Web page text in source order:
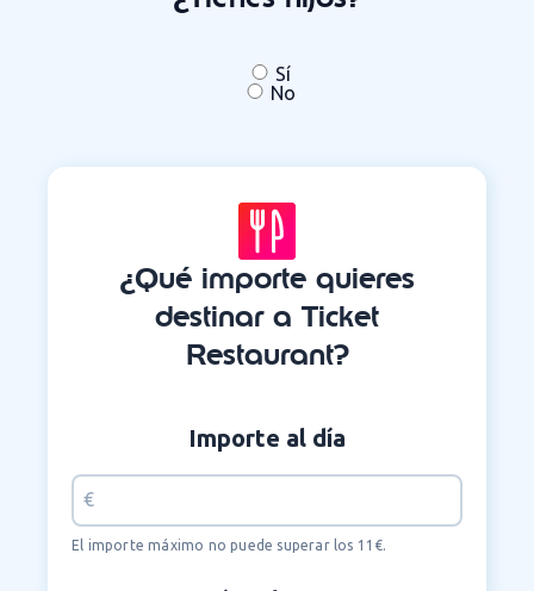
Sí
No
¿Qué importe quieres
destinar a Ticket
Restaurant?
Importe al día
El importe máximo no puede superar los 11€.